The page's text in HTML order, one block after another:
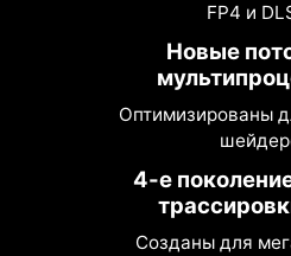
FP4 и
Новые
Оптимизированы
4-е
Созданы для